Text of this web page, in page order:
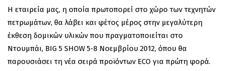
Η εταιρεία μας, η οποία πρωτοπορεί στο χώρο των τεχνητών
πετρωμάτων, θα λάβει και φέτος μέρος στην μεγαλύτερη
έκθεση δομικών υλικών που πραγματοποιείται στο
Ντουμπάι, BIG 5 SHOW 5-8 Νοεμβρίου 2012, όπου θα
παρουσιάσει τη νέα σειρά προϊόντων ΕCO για πρώτη φορά.